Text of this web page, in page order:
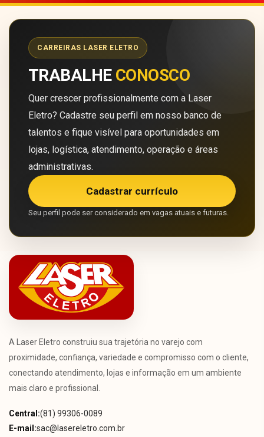
CARREIRAS LASER ELETRO
TRABALHE CONOSCO
Quer crescer profissionalmente com a Laser
Eletro? Cadastre seu perfil em nosso banco de
talentos e fique visível para oportunidades em
lojas, logística, atendimento, operação e áreas
administrativas.
Cadastrar currículo
Seu perfil pode ser considerado em vagas atuais e futuras.
A Laser Eletro construiu sua trajetória no varejo com
proximidade, confiança, variedade e compromisso com o cliente,
conectando atendimento, lojas e informação em um ambiente
mais claro e profissional.
Central:(81) 99306-0089
E-mail:sac@lasereletro.com.br